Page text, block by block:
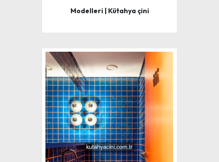
Modelleri | Kütahya çini